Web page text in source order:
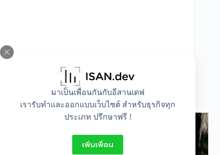
มาเป็นเพื่อนกันกับอีสานเดฟ
เรารับทำและออกแบบเว็บไซต์ สำหรับธุรกิจทุก
ประเภท ปรึกษาฟรี !
เพิ่มเพื่อน
ช็อค ผู้หญิงมีสองหัว !!